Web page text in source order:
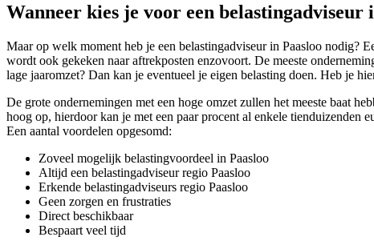
Wanneer kies je voor een belastingadviseur
Maar op welk moment heb je een belastingadviseur in Paasloo nodig?
wordt ook gekeken naar aftrekposten enzovoort. De meeste
lage jaaromzet? Dan kan je eventueel je eigen belasting doen. Heb je
De grote ondernemingen met een hoge omzet zullen het meeste baat
hoog op, hierdoor kan je met een paar procent al enkele tienduizenden
Een aantal voordelen opgesomd:
Zoveel mogelijk belastingvoordeel in Paasloo
Altijd een belastingadviseur regio Paasloo
Erkende belastingadviseurs regio Paasloo
Geen zorgen en frustraties
Direct beschikbaar
Bespaart veel tijd